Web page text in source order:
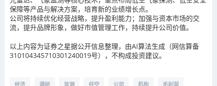
保障等产品与解决方案，培育新的业绩增长点。
公司将持续优化经营战略，提升盈利能力；加强与资本市场的交
流，提升品牌形象，做好市值管理工作，持续提升公司价值。
以上内容为证券之星据公开信息整理，由AI算法生成（网信算备
310104345710301240019号），不构成投资建议。
经济 调研 监测 低空 公司 机构 毛利润